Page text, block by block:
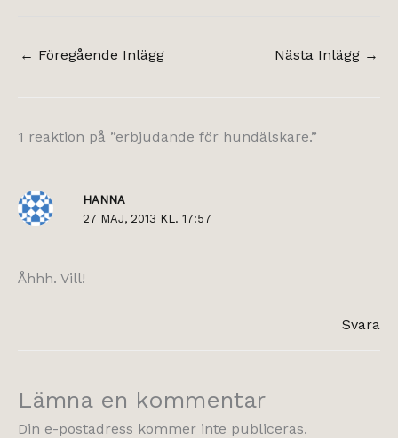
← Föregående Inlägg Nästa Inlägg →
1 reaktion på ”erbjudande för hundälskare.”
HANNA
27 MAJ, 2013 KL. 17:57
Åhhh. Vill!
Svara
Lämna en kommentar
Din e-postadress kommer inte publiceras.